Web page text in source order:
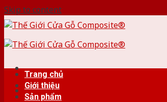
Skip to content
Trang chủ
Giới thiệu
Sản phẩm